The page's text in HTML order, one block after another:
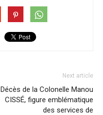
Next article
Décès de la Colonelle Manou
CISSÉ, figure emblématique
des services de